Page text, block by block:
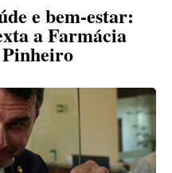
e bem-estar:
a Farmácia